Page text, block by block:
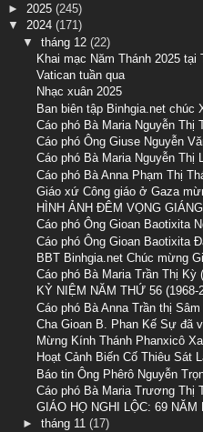
► 2025 (245)
▼ 2024 (171)
▼ tháng 12 (22)
Khai mạc Năm Thánh 2025 tại
Vatican tuần qua
Nhạc xuân 2025
Ban biên tập Binhgia.net chúc
Cáo phó Bà Maria Nguyễn Thị
Cáo phó Ông Giuse Nguyễn
Cáo phó Bà Maria Nguyễn Thị
Cáo phó Bà Anna Phạm Thị
Giáo xứ Công giáo ở Gaza
HÌNH ẢNH ĐÊM VỌNG
Cáo phó Ông Gioan Baotixita
Cáo phó Ông Gioan Baotixita
BBT Binhgia.net Chúc mừng
Cáo phó Bà Maria Trần Thị Kỳ
KỶ NIỆM NĂM THỨ 56
Cáo phó Bà Anna Trần thị Sâm
Cha Gioan B. Phan Kế Sự đã
Mừng Kính Thánh Phanxicô
Hoạt Cảnh Biến Cố Thiêu Sát
Báo tin Ông Phêrô Nguyễn
Cáo phó Bà Maria Trương Thị
GIÁO HỌ NGHI LỘC: 69
► tháng 11 (17)